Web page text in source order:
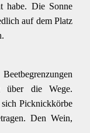
habe. Die Sonne
auf dem Platz
über die Wege.
Picknickkörbe
Den Wein,